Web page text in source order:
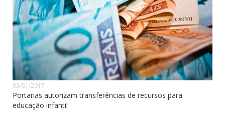
03/01/2017
Portarias autorizam transferências de recursos para
educação infantil